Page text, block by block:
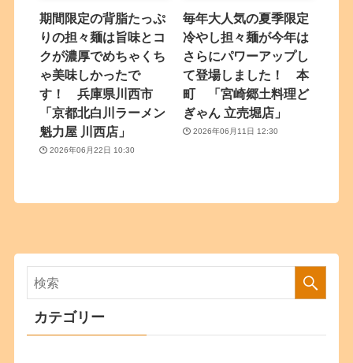
期間限定の背脂たっぷ
りの担々麺は旨味とコ
クが濃厚でめちゃくち
ゃ美味しかったで
す！ 兵庫県川西市
「京都北白川ラーメン
魁力屋 川西店」
2026年06月22日 10:30
毎年大人気の夏季限定
冷やし担々麺が今年は
さらにパワーアップし
て登場しました！ 本
町 「宮崎郷土料理ど
ぎゃん 立売堀店」
2026年06月11日 12:30
カテゴリー